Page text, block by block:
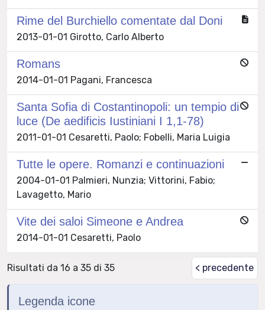
Rime del Burchiello comentate dal Doni
2013-01-01 Girotto, Carlo Alberto
Romans
2014-01-01 Pagani, Francesca
Santa Sofia di Costantinopoli: un tempio di
luce (De aedificis Iustiniani I 1,1-78)
2011-01-01 Cesaretti, Paolo; Fobelli, Maria Luigia
Tutte le opere. Romanzi e continuazioni
2004-01-01 Palmieri, Nunzia; Vittorini, Fabio;
Lavagetto, Mario
Vite dei saloi Simeone e Andrea
2014-01-01 Cesaretti, Paolo
Risultati da 16 a 35 di 35 < precedente
Legenda icone